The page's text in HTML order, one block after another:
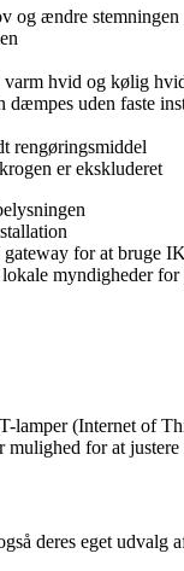
og ændre
varm hvid og kølig
uden faste
rengøringsmiddel
er ekskluderet
for at bruge
myndigheder for
lamper (Internet of
for at
deres eget